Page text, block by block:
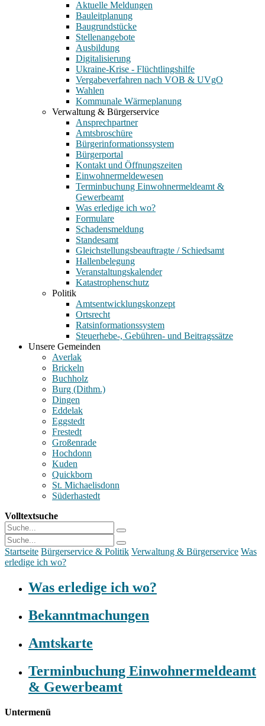
Aktuelle Meldungen
Bauleitplanung
Baugrundstücke
Stellenangebote
Ausbildung
Digitalisierung
Ukraine-Krise - Flüchtlingshilfe
Vergabeverfahren nach VOB & UVgO
Wahlen
Kommunale Wärmeplanung
Verwaltung & Bürgerservice
Ansprechpartner
Amtsbroschüre
Bürgerinformationssystem
Bürgerportal
Kontakt und Öffnungszeiten
Einwohnermeldewesen
Terminbuchung Einwohnermeldeamt &
Gewerbeamt
Was erledige ich wo?
Formulare
Schadensmeldung
Standesamt
Gleichstellungsbeauftragte / Schiedsamt
Hallenbelegung
Veranstaltungskalender
Katastrophenschutz
Politik
Amtsentwicklungskonzept
Ortsrecht
Ratsinformationssystem
Steuerhebe-, Gebühren- und Beitragssätze
Unsere Gemeinden
Averlak
Brickeln
Buchholz
Burg (Dithm.)
Dingen
Eddelak
Eggstedt
Frestedt
Großenrade
Hochdonn
Kuden
Quickborn
St. Michaelisdonn
Süderhastedt
Volltextsuche
Startseite Bürgerservice & Politik Verwaltung & Bürgerservice Was
erledige ich wo?
Was erledige ich wo?
Bekanntmachungen
Amtskarte
Terminbuchung Einwohnermeldeamt
& Gewerbeamt
Untermenü